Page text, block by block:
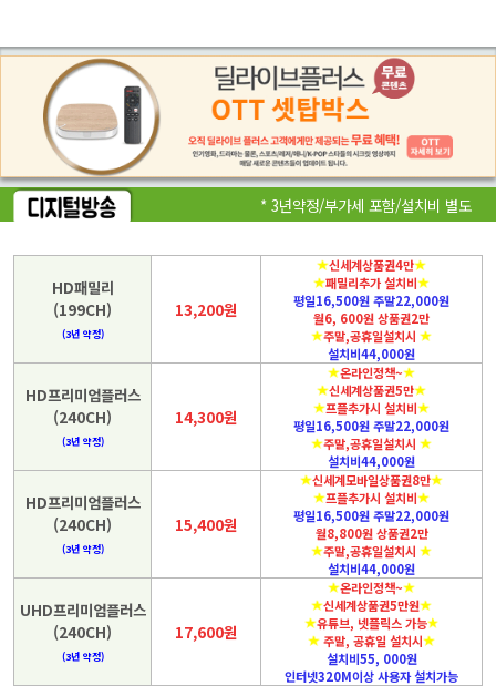
* 3년약정/부가세 포함/설치비 별도
HD패밀리
(199CH)
(3년 약정)
13,200원
신세계상품권4만
패밀리추가 설치비
평일16,500원 주말22,000원
월6, 600원 상품권2만
주말,공휴일설치시
설치비44,000원
HD프리미엄플러스
(240CH)
(3년 약정)
14,300원
온라인정책~
신세계상품권5만
프플추가시 설치비
평일16,500원 주말22,000원
주말,공휴일설치시
설치비44,000원
HD프리미엄플러스
(240CH)
(3년 약정)
15,400원
신세계모바일상품권8만
프플추가시 설치비
평일16,500원 주말22,000원
월8,800원 상품권2만
주말,공휴일설치시
설치비44,000원
UHD프리미엄플러스
(240CH)
(3년 약정)
17,600원
온라인정책~
신세계상품권5만원
유튜브, 넷플릭스 가능
주말, 공휴일 설치시
설치비55, 000원
인터넷320M이상 사용자 설치가능